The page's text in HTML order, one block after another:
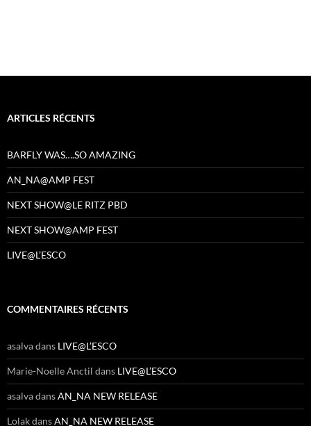
ARTICLES RÉCENTS
BARFLY WAS….SO AMAZING
AN_NA@AMP FEST
NEXT SHOW@LE RITZ PBD
NEXT SHOW@AMP FEST
LIVE@L’ESCO
COMMENTAIRES RÉCENTS
asalvadans LIVE@L’ESCO
Marie-Noelle Anctil dans LIVE@L’ESCO
asalvadansAN_NA NEW RELEASE
LolakdansAN_NA NEW RELEASE